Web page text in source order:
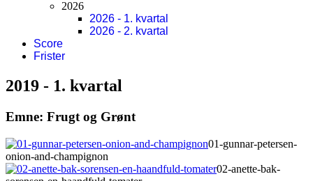
2026
2026 - 1. kvartal
2026 - 2. kvartal
Score
Frister
2019 - 1. kvartal
Emne: Frugt og Grønt
01-gunnar-petersen-
onion-and-champignon
02-anette-bak-